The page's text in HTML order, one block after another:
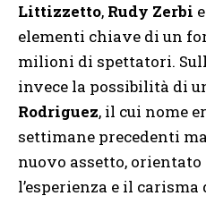
Littizzetto, Rudy Zerbi e
elementi chiave di un
milioni di spettatori.
invece la possibilità di
Rodriguez, il cui nome
settimane precedenti
nuovo assetto,
l’esperienza e il carisma